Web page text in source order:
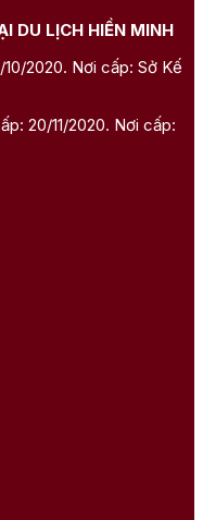
DU LỊCH HIỀN MINH
2020. Nơi cấp: Sở Kế
20/11/2020. Nơi cấp: